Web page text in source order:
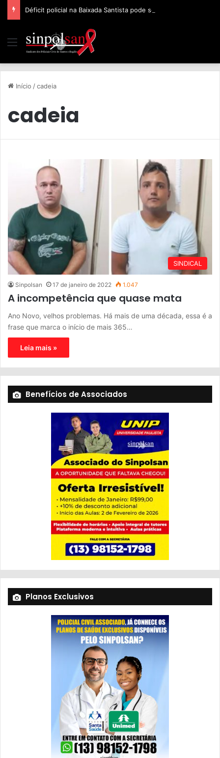
Início /cadeia
cadeia
SINDICAL
Sinpolsan 17 de janeiro de 2022 1.047
A incompetência que quase mata
Ano Novo, velhos problemas. Há mais de uma década, essa é a
frase que marca o início de mais 365…
Leia mais »
Benefícios de Associados
Planos Exclusivos